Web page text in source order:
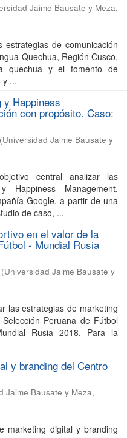
Jaime Bausate y Meza,
de comunicación
Quechua, Región Cusco,
quechua y el fomento de
y ...
y Happiness
con propósito. Caso:
(Universidad Jaime Bausate y
central analizar las
Happiness Management,
Google, a partir de una
de caso, ...
en el valor de la
- Mundial Rusia
(Universidad Jaime Bausate y
las estrategias de marketing
Peruana de Fútbol
Rusia 2018. Para la
y branding del Centro
Jaime Bausate y Meza,
marketing digital y branding